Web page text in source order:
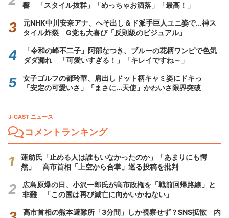
響 「スタイル抜群」「めっちゃお洒落」「最高！」
元NHK中川安奈アナ、へそ出し＆ド派手巨人ユニ姿で...神ス
タイル炸裂 G党も大喜び「反則級のビジュアル」
「令和の峰不二子」阿部なつき、ブルーの花柄ワンピで色気
ダダ漏れ 「可愛いすぎる！」「キレイですね～」
女子ゴルフの都玲華、肩出しドット柄キャミ姿にドキっ
「安定の可愛いさ」「まさに...天使」かわいさ限界突破
J-CAST ニュース
コメントランキング
蓮舫氏「止める人は誰もいなかったのか」「あまりにも愕
然」 高市首相「上空から合掌」巡る投稿を批判
広島原爆の日、小沢一郎氏が高市政権を「戦前回帰路線」と
非難 「この国は再び滅亡に向かいかねない」
高市首相の熊本避難所「3分間」しか視察せず？SNS拡散 内